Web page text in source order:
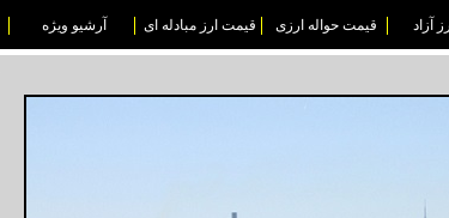
آزاد قیمت حواله ارزی قیمت ارز مبادله ای آرشیو ویژه